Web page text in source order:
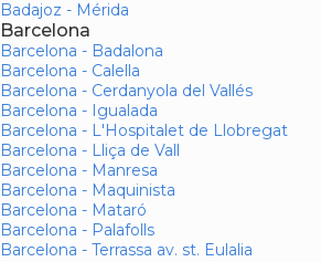
Badajoz - Mérida
Barcelona
Barcelona - Badalona
Barcelona - Calella
Barcelona - Cerdanyola del Vallés
Barcelona - Igualada
Barcelona - L'Hospitalet de Llobregat
Barcelona - Lliça de Vall
Barcelona - Manresa
Barcelona - Maquinista
Barcelona - Mataró
Barcelona - Palafolls
Barcelona - Terrassa av. st. Eulalia